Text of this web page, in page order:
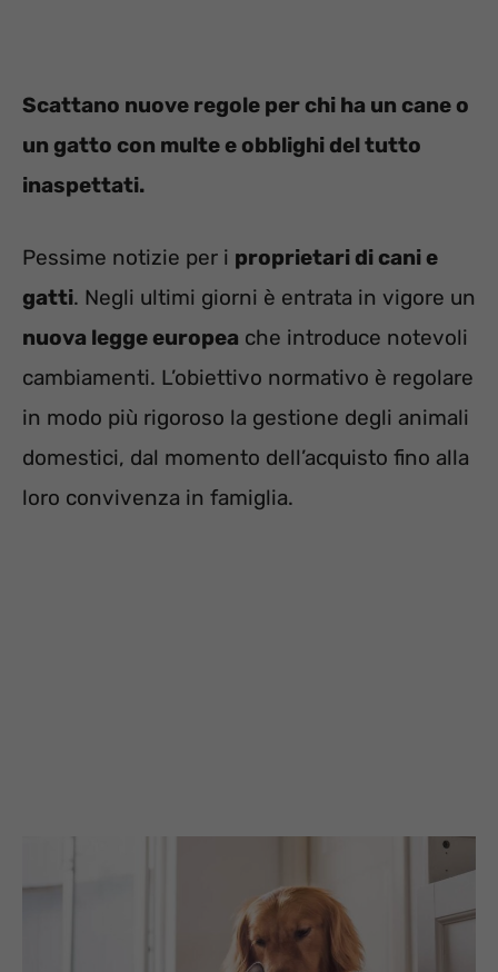
Scattano nuove regole per chi ha un cane o
un gatto con multe e obblighi del tutto
inaspettati.
Pessime notizie per i proprietari di cani e
gatti. Negli ultimi giorni è entrata in vigore un
nuova legge europea che introduce notevoli
cambiamenti. L’obiettivo normativo è regolare
in modo più rigoroso la gestione degli animali
domestici, dal momento dell’acquisto fino alla
loro convivenza in famiglia.